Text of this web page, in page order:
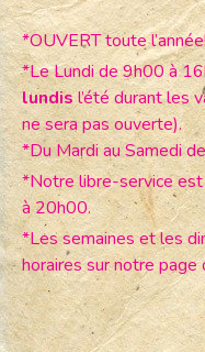
*OUVERT toute
*Le Lundi de 9h00 à
lundisl’été durant les
ne sera pas ouverte).
*Du Mardi au Samedi
*Notre libre-service
à 20h00.
*Les semaines et les
horaires sur notre page